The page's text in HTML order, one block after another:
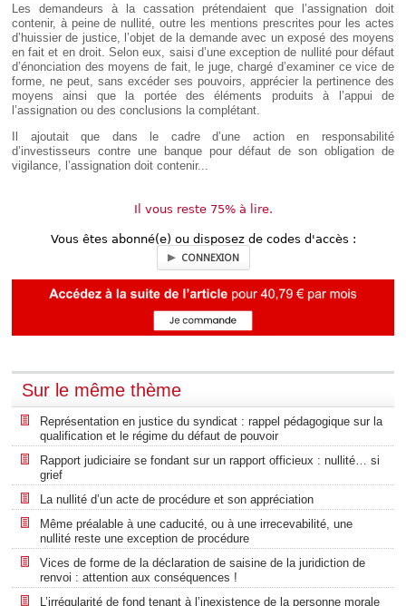
Les demandeurs à la cassation prétendaient que l’assignation doit
contenir, à peine de nullité, outre les mentions prescrites pour les actes
d’huissier de justice, l’objet de la demande avec un exposé des moyens
en fait et en droit. Selon eux, saisi d’une exception de nullité pour défaut
d’énonciation des moyens de fait, le juge, chargé d’examiner ce vice de
forme, ne peut, sans excéder ses pouvoirs, apprécier la pertinence des
moyens ainsi que la portée des éléments produits à l’appui de
l’assignation ou des conclusions la complétant.
Il ajoutait que dans le cadre d’une action en responsabilité
d’investisseurs contre une banque pour défaut de son obligation de
vigilance, l’assignation doit contenir...
Il vous reste 75% à lire.
Vous êtes abonné(e) ou disposez de codes d'accès :
CONNEXION
Sur le même thème
Représentation en justice du syndicat : rappel pédagogique sur la
qualification et le régime du défaut de pouvoir
Rapport judiciaire se fondant sur un rapport officieux : nullité… si
grief
La nullité d’un acte de procédure et son appréciation
Même préalable à une caducité, ou à une irrecevabilité, une
nullité reste une exception de procédure
Vices de forme de la déclaration de saisine de la juridiction de
renvoi : attention aux conséquences !
L’irrégularité de fond tenant à l’inexistence de la personne morale